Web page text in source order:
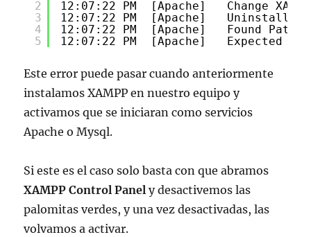
2
3
4
5
12:07:22 PM  [Apache]   Change
12:07:22 PM  [Apache]
12:07:22 PM  [Apache]   Found Path:
12:07:22 PM  [Apache]   Expected
Este error puede pasar cuando anteriormente
instalamos XAMPP en nuestro equipo y
activamos que se iniciaran como servicios
Apache o Mysql.
Si este es el caso solo basta con que abramos
XAMPP Control Panel y desactivemos las
palomitas verdes, y una vez desactivadas, las
volvamos a activar.